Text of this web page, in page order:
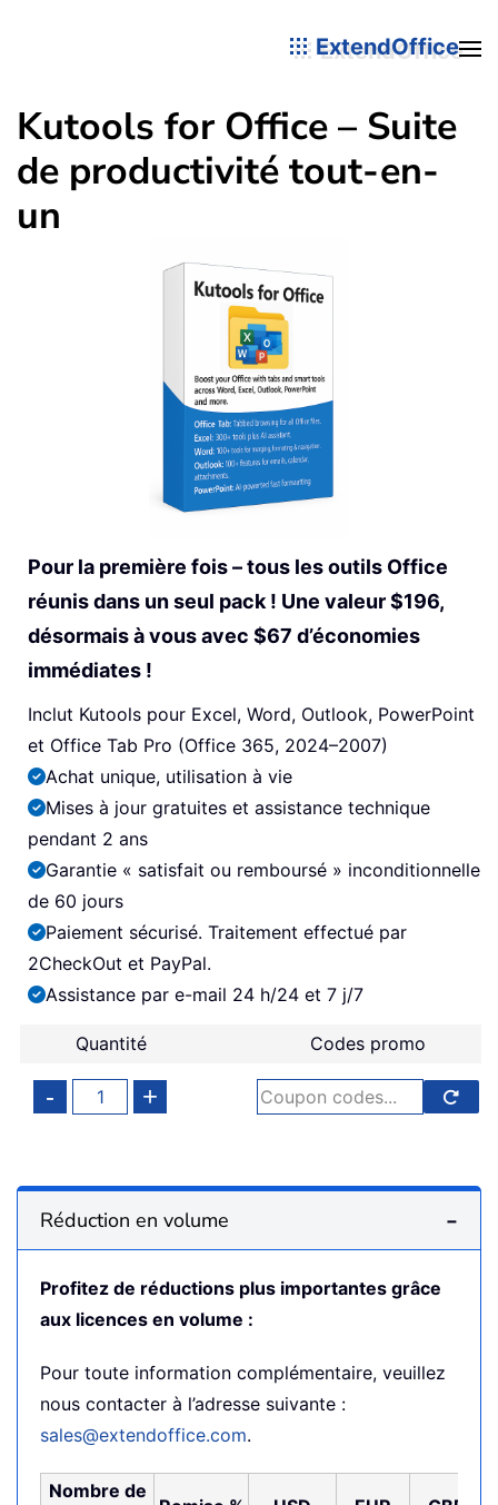
ExtendOffice
Kutools for Office – Suite
de productivité tout-en-
un
Pour la première fois – tous les outils Office
réunis dans un seul pack ! Une valeur $196,
désormais à vous avec $67 d’économies
immédiates !
Inclut Kutools pour Excel, Word, Outlook, PowerPoint
et Office Tab Pro (Office 365, 2024–2007)
Achat unique, utilisation à vie
Mises à jour gratuites et assistance technique
pendant 2 ans
Garantie « satisfait ou remboursé » inconditionnelle
de 60 jours
Paiement sécurisé. Traitement effectué par
2CheckOut et PayPal.
Assistance par e-mail 24 h/24 et 7 j/7
Quantité Codes promo
Réduction en volume
Profitez de réductions plus importantes grâce
aux licences en volume :
Pour toute information complémentaire, veuillez
nous contacter à l’adresse suivante :
sales@extendoffice.com.
Nombre de